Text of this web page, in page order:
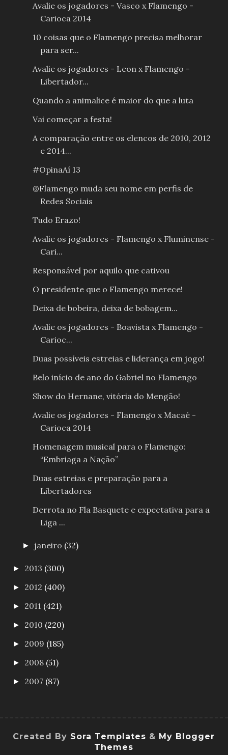
Avalie os jogadores - Vasco x Flamengo -
Carioca 2014
10 coisas que o Flamengo precisa melhorar
para ser...
Avalie os jogadores - Leon x Flamengo -
Libertador...
Quando a animalice é maior do que a luta
Vai começar a festa!
A comparação entre os elencos de 2010, 2012
e 2014...
#OpinaAí 13
@Flamengo muda seu nome em perfis de
Redes Sociais
Tudo Erazo!
Avalie os jogadores - Flamengo x Fluminense -
Cari...
Responsável por aquilo que cativou
O presidente que o Flamengo merece!
Deixa de bobeira, deixa de bobagem...
Avalie os jogadores - Boavista x Flamengo -
Carioc...
Duas possíveis estreias e liderança em jogo!
Belo início de ano do Gabriel no Flamengo
Show do Hernane, vitória do Mengão!
Avalie os jogadores - Flamengo x Macaé -
Carioca 2014
Homenagem musical para o Flamengo:
“Embriaga a Nação”
Duas estreias e preparação para a
Libertadores
Derrota no Fla Basquete e expectativa para a
Liga ...
► janeiro (32)
► 2013 (300)
► 2012 (400)
► 2011 (421)
► 2010 (220)
► 2009 (185)
► 2008 (51)
► 2007 (87)
Created By Sora Templates & My Blogger
Themes